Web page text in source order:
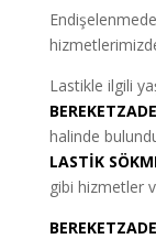
Lastikle ilgili
BEREKETZADE
halinde
LASTİK
gibi hizmetler